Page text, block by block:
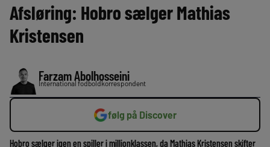
Afsløring: Hobro sælger Mathias
Kristensen
Farzam Abolhosseini
International fodboldkorrespondent
følg på Discover
Hobro sælger igen en spiller i millionklassen, da Mathias Kristensen skifter